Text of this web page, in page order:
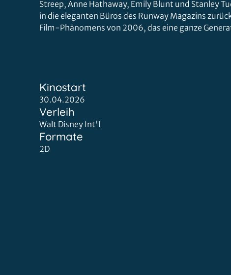
Streep, Anne Hathaway, Emily Blunt und Stanley
in die eleganten Büros des Runway Magazins
Film-Phänomens von 2006, das eine ganze
Kinostart
30.04.2026
Verleih
Walt Disney Int'l
Formate
2D